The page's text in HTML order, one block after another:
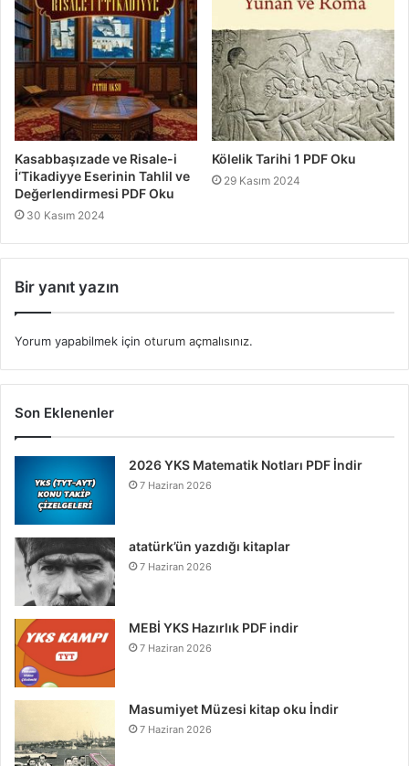
Kasabbaşızade ve Risale-i
İ‘Tikadiyye Eserinin Tahlil ve
Değerlendirmesi PDF Oku
30 Kasım 2024
Kölelik Tarihi 1 PDF Oku
29 Kasım 2024
Bir yanıt yazın
Yorum yapabilmek için oturum açmalısınız.
Son Eklenenler
2026 YKS Matematik Notları PDF İndir
7 Haziran 2026
atatürk’ün yazdığı kitaplar
7 Haziran 2026
MEBİ YKS Hazırlık PDF indir
7 Haziran 2026
Masumiyet Müzesi kitap oku İndir
7 Haziran 2026